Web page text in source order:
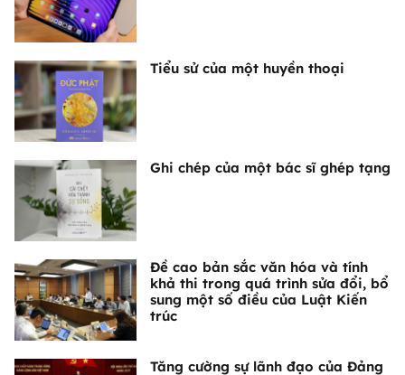
Tiểu sử của một huyền thoại
Ghi chép của một bác sĩ ghép tạng
Đề cao bản sắc văn hóa và tính
khả thi trong quá trình sửa đổi, bổ
sung một số điều của Luật Kiến
trúc
Tăng cường sự lãnh đạo của Đảng